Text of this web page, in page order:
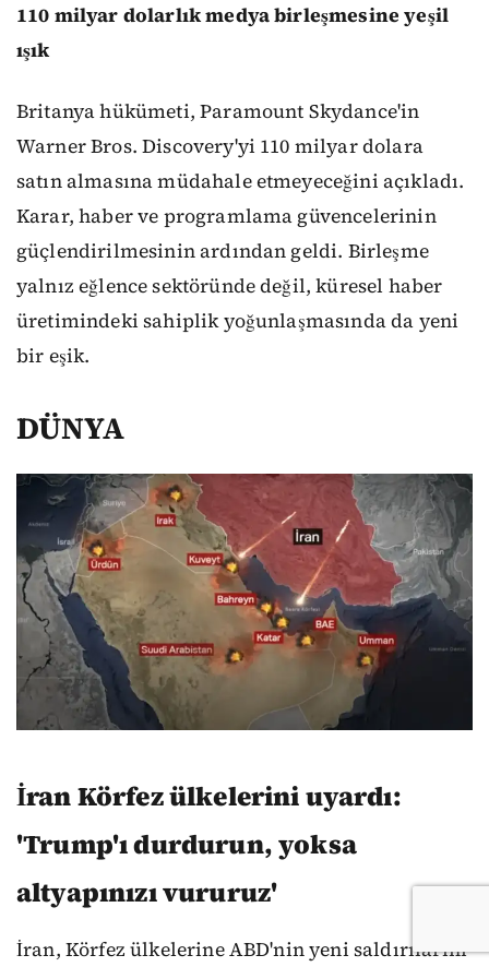
110 milyar dolarlık medya birleşmesine yeşil
ışık
Britanya hükümeti, Paramount Skydance'in
Warner Bros. Discovery'yi 110 milyar dolara
satın almasına müdahale etmeyeceğini açıkladı.
Karar, haber ve programlama güvencelerinin
güçlendirilmesinin ardından geldi. Birleşme
yalnız eğlence sektöründe değil, küresel haber
üretimindeki sahiplik yoğunlaşmasında da yeni
bir eşik.
DÜNYA
İran Körfez ülkelerini uyardı:
'Trump'ı durdurun, yoksa
altyapınızı vururuz'
İran, Körfez ülkelerine ABD'nin yeni saldırılarını